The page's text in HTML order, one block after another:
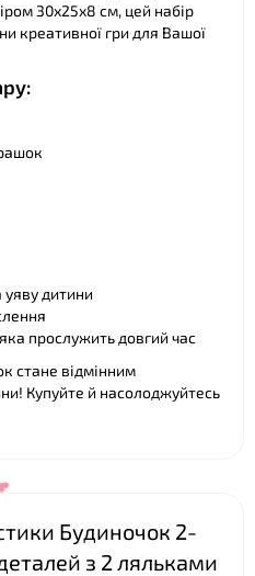
30х25х8 см, цей набір
креативної гри для Вашої
уяву дитини
прослужить довгий час
стане відмінним
Купуйте й насолоджуйтесь
Будиночок 2-
з 2 ляльками